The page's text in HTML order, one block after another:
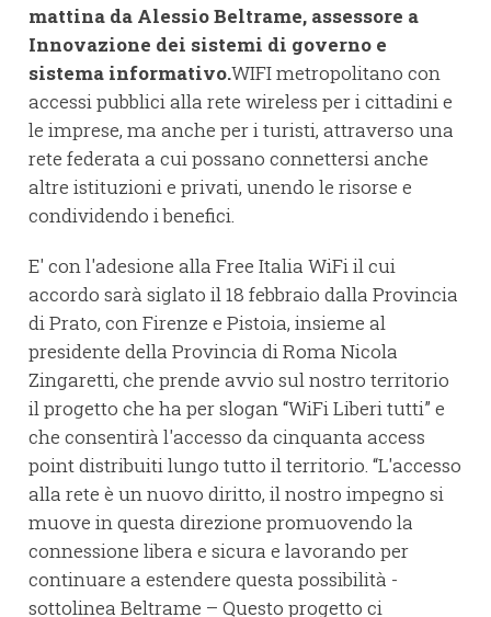
mattina da Alessio Beltrame, assessore a
Innovazione dei sistemi di governo e
sistema informativo.WIFI metropolitano con
accessi pubblici alla rete wireless per i cittadini e
le imprese, ma anche per i turisti, attraverso una
rete federata a cui possano connettersi anche
altre istituzioni e privati, unendo le risorse e
condividendo i benefici.
E' con l'adesione alla Free Italia WiFi il cui
accordo sarà siglato il 18 febbraio dalla Provincia
di Prato, con Firenze e Pistoia, insieme al
presidente della Provincia di Roma Nicola
Zingaretti, che prende avvio sul nostro territorio
il progetto che ha per slogan “WiFi Liberi tutti” e
che consentirà l'accesso da cinquanta access
point distribuiti lungo tutto il territorio. “L'accesso
alla rete è un nuovo diritto, il nostro impegno si
muove in questa direzione promuovendo la
connessione libera e sicura e lavorando per
continuare a estendere questa possibilità -
sottolinea Beltrame – Questo progetto ci